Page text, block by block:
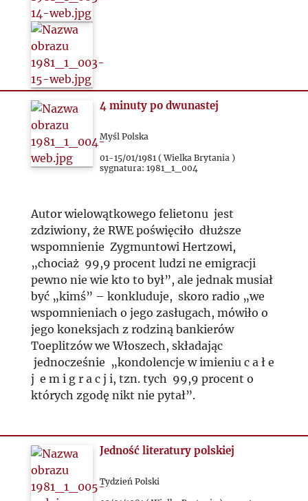
4 minuty po dwunastej
Myśl Polska
01-15/01/1981 ( Wielka Brytania )
sygnatura: 1981_1_004
Autor wielowątkowego felietonu jest
zdziwiony, że RWE poświęciło dłuższe
wspomnienie Zygmuntowi Hertzowi,
„chociaż 99,9 procent ludzi ne emigracji
pewno nie wie kto to był”, ale jednak musiał
być „kimś” – konkluduje, skoro radio „we
wspomnieniach o jego zasługach, mówiło o
jego koneksjach z rodziną bankierów
Toeplitzów we Włoszech, składając
jednocześnie „kondolencje w imieniu c a ł e
j e m i g r a c j i, tzn. tych 99,9 procent o
których zgodę nikt nie pytał”.
Jedność literatury polskiej
Tydzień Polski